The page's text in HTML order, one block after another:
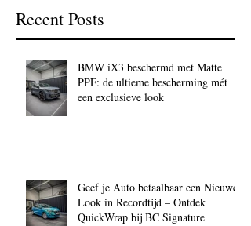
Recent Posts
BMW iX3 beschermd met Matte
PPF: de ultieme bescherming mét
een exclusieve look
Geef je Auto betaalbaar een Nieuwe
Look in Recordtijd – Ontdek
QuickWrap bij BC Signature